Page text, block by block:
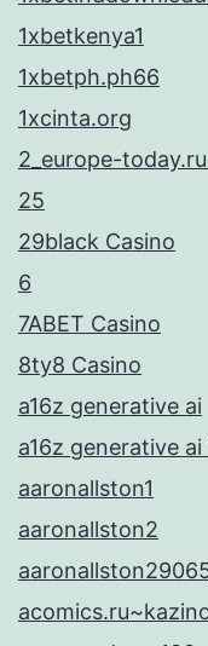
1xbetkenya1
1xbetph.ph66
1xcinta.org
2_europe-
25
29black Casino
6
7ABET Casino
8ty8 Casino
a16z generative ai
a16z generative ai
aaronallston1
aaronallston2